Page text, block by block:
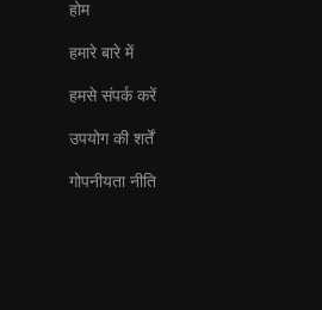
होम
हमारे बारे में
हमसे संपर्क करें
उपयोग की शर्तें
गोपनीयता नीति